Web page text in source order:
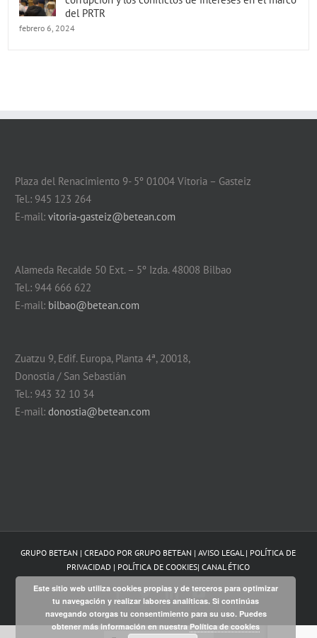
del PRTR
febrero 6, 2024
Plaza del Renacimiento 9- 5º 01004 Vitoria – Gasteiz
Tel.: 945 123 264
E-mail: vitoria-gasteiz@betean.com
Alameda Recalde 50 Ext. – 5º Izda. 48008 Bilbao
Tel.: 944 666 622
E-mail: bilbao@betean.com
Zuatzu 9, Edif. Europa, Planta 4ª, 20018,
Donostia / San Sebastián
Tel.: 943 32 10 34
E-mail: donostia@betean.com
GRUPO BETEAN | CREADO PORGRUPO BETEAN |AVISO LEGAL | POLÍTICA DE
PRIVACIDAD | POLÍTICA DE COOKIES|CANAL ÉTICO
Facebook
TwitterLinkedInYouTube
Este sitio web utiliza cookies propias y de terceros para optimizar
tu navegación y realizar labores analíticas. Si continúas
navegando otorgas tu consentimiento para su uso. Puedes
obtener más información en nuestraPolítica de cookies